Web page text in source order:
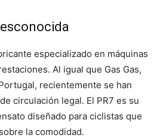
especializado en máquinas
Al igual que Gas Gas,
recientemente se han
circulación legal. El PR7 es su
diseñado para ciclistas que
la comodidad.